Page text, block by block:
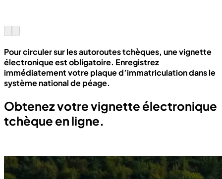
Pour circuler sur les autoroutes tchèques, une vignette
électronique est obligatoire. Enregistrez
immédiatement votre plaque d’immatriculation dans le
système national de péage.
Obtenez votre vignette électronique
tchèque en ligne.